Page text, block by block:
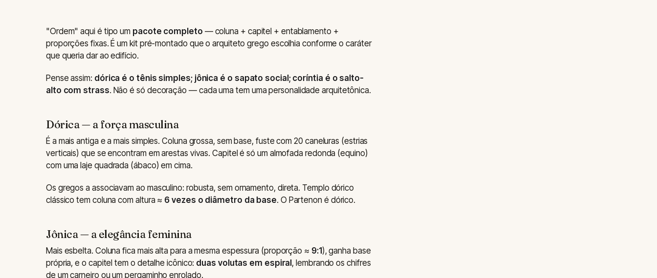
"Ordem" aqui é tipo um pacote completo — coluna + capitel + entablamento +
proporções fixas. É um kit pré-montado que o arquiteto grego escolhia conforme o caráter
que queria dar ao edifício.
Pense assim: dórica é o tênis simples; jônica é o sapato social; coríntia é o salto-
alto com strass. Não é só decoração — cada uma tem uma personalidade arquitetônica.
Dórica — a força masculina
É a mais antiga e a mais simples. Coluna grossa, sem base, fuste com 20 caneluras (estrias
verticais) que se encontram em arestas vivas. Capitel é só um almofada redonda (equino)
com uma laje quadrada (ábaco) em cima.
Os gregos a associavam ao masculino: robusta, sem ornamento, direta. Templo dórico
clássico tem coluna com altura ≈ 6 vezes o diâmetro da base. O Partenon é dórico.
Jônica — a elegância feminina
Mais esbelta. Coluna fica mais alta para a mesma espessura (proporção ≈ 9:1 ), ganha base
própria, e o capitel tem o detalhe icônico: duas volutas em espiral , lembrando os chifres
de um carneiro ou um pergaminho enrolado.